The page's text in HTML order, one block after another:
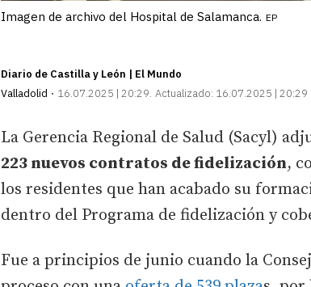
Imagen de archivo del Hospital de Salamanca. EP
Diario de Castilla y León | El Mundo
Valladolid
16.07.2025 | 20:29 Actualizado: 16.07.2025 | 20:29
La Gerencia Regional de Salud (Sacyl)
223 nuevos contratos de fidelización,
los residentes que han acabado su
dentro del Programa de fidelización y
Fue a principios de junio cuando la